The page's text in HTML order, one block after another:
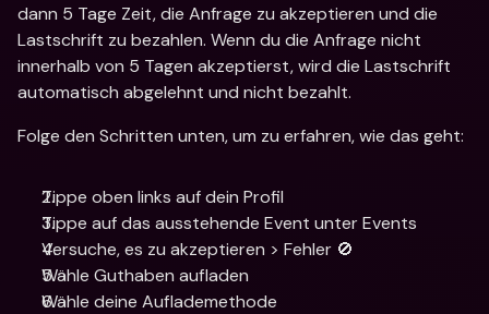
dann 5 Tage Zeit, die Anfrage zu akzeptieren und die
Lastschrift zu bezahlen. Wenn du die Anfrage nicht
innerhalb von 5 Tagen akzeptierst, wird die Lastschrift
automatisch abgelehnt und nicht bezahlt.
Folge den Schritten unten, um zu erfahren, wie das geht:
Tippe oben links auf dein Profil
Tippe auf das ausstehende Event unter Events
Versuche, es zu akzeptieren > Fehler 🚫
Wähle Guthaben aufladen
Wähle deine Auflademethode